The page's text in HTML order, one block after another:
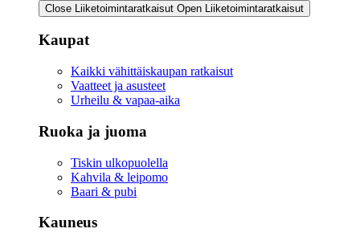
Close Liiketoimintaratkaisut Open Liiketoimintaratkaisut
Kaupat
Kaikki vähittäiskaupan ratkaisut
Vaatteet ja asusteet
Urheilu & vapaa-aika
Ruoka ja juoma
Tiskin ulkopuolella
Kahvila & leipomo
Baari & pubi
Kauneus